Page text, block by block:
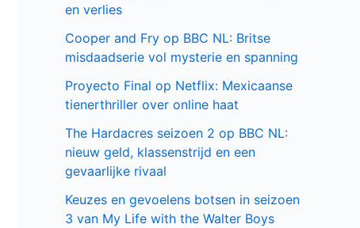
en verlies
Cooper and Fry op BBC NL: Britse
misdaadserie vol mysterie en spanning
Proyecto Final op Netflix: Mexicaanse
tienerthriller over online haat
The Hardacres seizoen 2 op BBC NL:
nieuw geld, klassenstrijd en een
gevaarlijke rivaal
Keuzes en gevoelens botsen in seizoen
3 van My Life with the Walter Boys